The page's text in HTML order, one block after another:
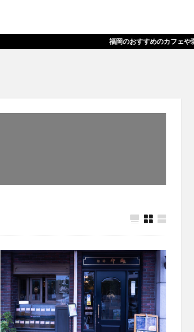
福岡のおすすめのカフェや珈琲店を、現役のデ